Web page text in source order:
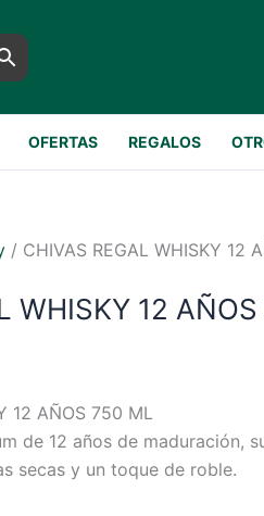
OFERTAS REGALOS
/ CHIVAS REGAL WHISKY 12
WHISKY 12
12 AÑOS 750 ML
de 12 años de maduración,
secas y un toque de roble.